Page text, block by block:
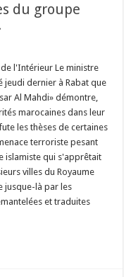
du groupe
l'Intérieur Le ministre
jeudi dernier à Rabat que
Al Mahdi» démontre,
marocaines dans leur
les thèses de certaines
terroriste pesant
islamiste qui s'apprêtait
villes du Royaume
jusque-là par les
et traduites